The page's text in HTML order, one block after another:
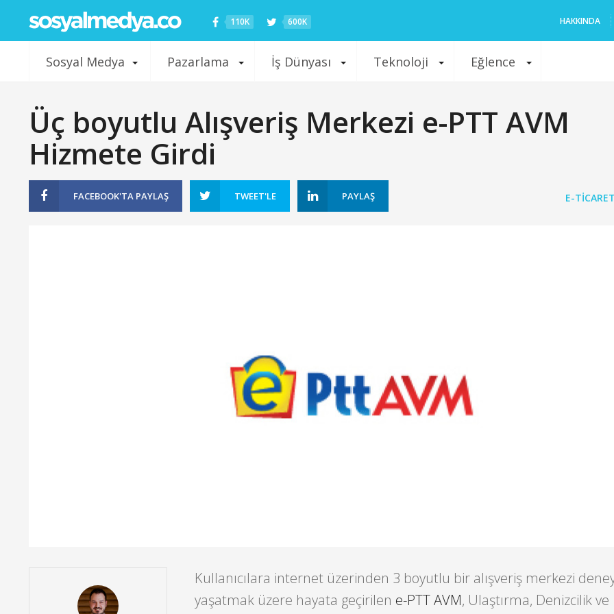
110K 600K HAKKINDA
Sosyal Medya Pazarlama İş Dünyası Teknoloji Eğlence
Üç boyutlu Alışveriş Merkezi e-PTT AVM
Hizmete Girdi
FACEBOOK'TA PAYLAŞ TWEET'LE PAYLAŞ E-
Kullanıcılara internet üzerinden 3 boyutlu bir alışveriş merkezi
yaşatmak üzere hayata geçirilen e-PTT AVM, Ulaştırma, Denizcilik ve